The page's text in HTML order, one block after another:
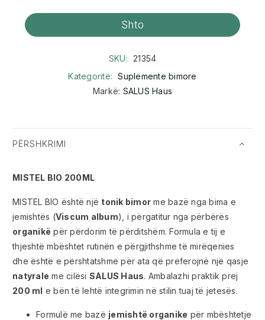
Shto
SKU: 21354
Kategoritë:
Suplemente bimore
Markë: SALUS Haus
PËRSHKRIMI
MISTEL BIO 200ML
MISTEL BIO është një tonik bimor me bazë nga bima e
jemishtës (Viscum album), i përgatitur nga përbërës
organikë për përdorim të përditshëm. Formula e tij e
thjeshtë mbështet rutinën e përgjithshme të mirëqenies
dhe është e përshtatshme për ata që preferojnë një qasje
natyrale me cilësi SALUS Haus. Ambalazhi praktik prej
200 ml e bën të lehtë integrimin në stilin tuaj të jetesës.
Formulë me bazë jemishtë organike për mbështetje